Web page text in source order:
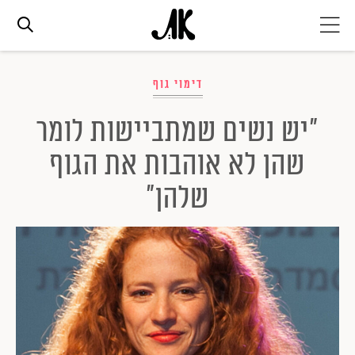
אג׳נדה
אופנה
ביוטי
סלבס
ערוצים נוספים
המגזין
דימוי גוף
"יש נשים שמתביישות לומר
שהן לא אוהבות את הגוף
שלהן"